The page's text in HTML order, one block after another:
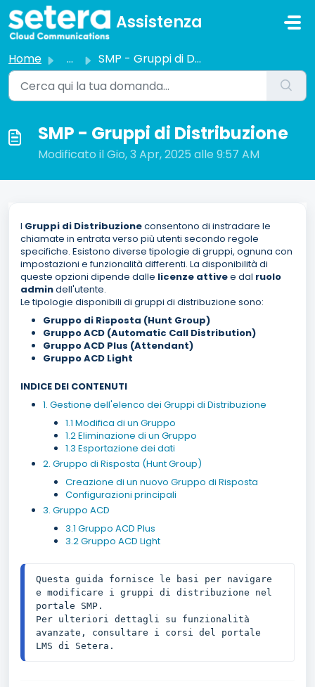
Salta al contenuto principale
Assistenza
Home ... SMP - Gruppi di Distribuzione
SMP - Gruppi di Distribuzione
Modificato il Gio, 3 Apr, 2025 alle 9:57 AM
I Gruppi di Distribuzioneconsentono di instradare le
chiamate in entrata verso più utenti secondo regole
specifiche. Esistono diverse tipologie di gruppi, ognuna con
impostazioni e funzionalità differenti. La disponibilità di
queste opzioni dipende dalle licenze attivee dal ruolo
admindell'utente.
Le tipologie disponibili di gruppi di distribuzione sono:
Gruppo di Risposta (Hunt Group)
Gruppo ACD (Automatic Call Distribution)
Gruppo ACD Plus (Attendant)
Gruppo ACD Light
INDICE DEI CONTENUTI
1. Gestione dell'elenco dei Gruppi di Distribuzione
1.1 Modifica di un Gruppo
1.2 Eliminazione di un Gruppo
1.3 Esportazione dei dati
2. Gruppo di Risposta (Hunt Group)
Creazione di un nuovo Gruppo di Risposta
Configurazioni principali
3. Gruppo ACD
3.1 Gruppo ACD Plus
3.2 Gruppo ACD Light
Questa guida fornisce le basi per navigare
e modificare i gruppi di distribuzione nel
portale SMP.
Per ulteriori dettagli su funzionalità
avanzate, consultare i corsi del portale
LMS di Setera.